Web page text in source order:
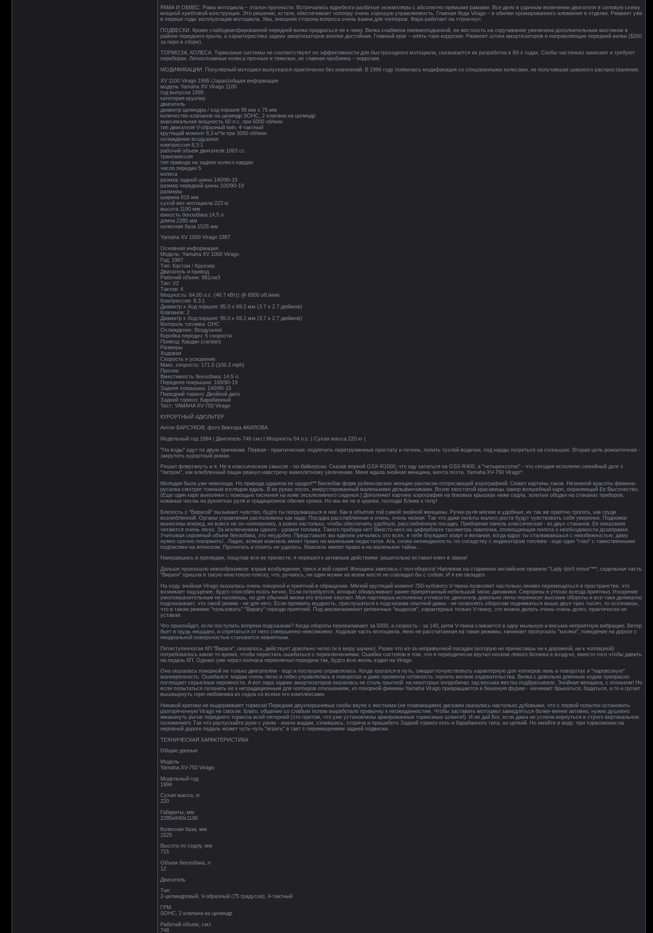
РАМА И ОБВЕС. Рама мотоцикла – эталон прочности. Встречались вдребезги разбитые экземпляры с абсолютно прямыми рамами. Все дело в удачном включении двигателя в силовую схему
мощной хребтовой конструкции. Это решение, кстати, обеспечивает чопперу очень хорошую управляемость. Главная беда Virago – в обилии хромированного алюминия в отделке. Ржавеет уже
в первые годы эксплуатации мотоцикла. Увы, внешняя сторона вопроса очень важна для чопперов. Фара работает на «троечку».
ПОДВЕСКИ. Кроме слабодемпфированной передней вилки придраться не к чему. Вилка снабжена пневмоподкачкой, ее жесткость на скручивание увеличена дополнительным мостиком в
районе переднего крыла, а характеристика задних амортизаторов вполне достойная. Главный враг – опять-таки коррозия. Ржавеют штоки амортизаторов и направляющие передней вилки ($260
за перо в сборе).
ТОРМОЗА, КОЛЕСА. Тормозные системы не соответствуют по эффективности для быстроходного мотоцикла, сказывается их разработка в 80-х годах. Скобы частенько закисают и требуют
переборки. Легкосплавные колеса прочные и тяжелые, их главная проблема – коррозия.
МОДИФИКАЦИИ. Популярный мотоцикл выпускался практически без изменений. В 1996 году появилась модификация со спицованными колесами, не получившая широкого распространения.
XV 1100 Virago 1995 (Japan)общая информация
модель Yamaha XV Virago 1100
год выпуска 1995
категория круизер
двигатель
диаметр цилиндра / ход поршня 95 мм х 75 мм
количество клапанов на цилиндр SOHC, 2 клапана на цилиндр
максимальная мощность 60 л.с. при 6000 об/мин
тип двигателя V-образный twin, 4-тактный
крутящий момент 8,3 кг*м при 3000 об/мин
охлаждение воздушное
компрессия 8,3:1
рабочий объем двигателя 1063 сс
трансмиссия
тип привода на заднее колесо кардан
число передач 5
колеса
размер задней шины 140/90-15
размер передней шины 100/90-19
размеры
ширина 815 мм
сухой вес мотоцикла 223 кг
высота 1190 мм
емкость бензобака 14,5 л
длина 2285 мм
колесная база 1525 мм
Yamaha XV 1000 Virago 1987
Основная информация
Модель: Yamaha XV 1000 Virago
Год: 1987
Тип: Кастом / Круизер
Двигатель и привод
Рабочий объем: 981см3
Тип: V2
Тактов: 4
Мощность: 64.00 л.с. (46.7 кВт)) @ 6500 об./мин.
Компрессия: 8.3:1
Диаметр х Ход поршня: 95.0 x 69.2 мм (3.7 x 2.7 дюймов)
Клапанов: 2
Диаметр х Ход поршня: 95.0 x 69.2 мм (3.7 x 2.7 дюймов)
Контроль топлива: OHC
Охлаждение: Воздушное
Коробка передач: 5 скорости
Привод: Кардан (cardan)
Размеры
Ходовая
Скорость и ускорение
Макс. скорость: 171.0 (106.3 mph)
Прочее
Вместимость бензобака: 14.5 л.
Передняя покрышка: 100/90-19
Задняя покрышка: 140/90-15
Передний тормоз: Двойной диск
Задний тормоз: Барабанный
Тест: YAMAHA XV-750 Virago
КУРОРТНЫЙ АДЮЛЬТЕР
Антон БАРСУКОВ, фото Виктора АКИЛОВА
Модельный год 1994 | Двигатель 748 смз | Мощность 54 л.с. | Сухая масса 220 кг |
"На воды" едут по двум причинам. Первая - практическая: подлечить перетруженные простату и печень, попить тухлой водички, под нарды погреться на солнышке. Вторая цель романтичная -
закрутить курортный роман.
Решил флиртануть и я. Не в классическом смысле - по-байкерски. Сказав верной GSX-R1000, что еду кататься на GSX-R400, а "четырехсотке" - что сегодня исполняю семейный долг с
"литром", как влюбленный пацан рванул навстречу мимолетному увлечению. Меня ждала знойная женщина, мечта поэта. Yamaha XV-750 Virago*.
Молодая была уже немолода. Но природа одарила ее щедро!** Бензобак форм рубенсовских женщин расписан потрясающей аэрографией. Сюжет картины таков. Неземной красоты фемина-
русалка смотрит томным взглядом вдаль. В ее руках посох, инкрустированный маленькими дельфинчиками. Возле хвостатой красавицы замер волшебный карп, охраняющий Ее Высочество.
(Еще один карп выполнен с помощью тиснения на коже эксклюзивного сиденья.) Дополняют картину аэрография на боковых крышках ниже седла, золотые ободки на стаканах приборов,
кожаные чехлы на рукоятках руля и традиционное обилие хрома. Но мы же не в церкви, господа! Ближе к телу!
Близость с "Вирагой" вызывает чувство, будто ты погружаешься в нее. Как в объятия той самой знойной женщины. Ручки руля мягкие и удобные, их так же приятно трогать, как груди
возлюбленной. Органы управления расположены как надо. Посадка расслабленная и очень, очень низкая. Так что даже пилоты малого роста будут чувствовать себя уверенно. Подножки
вынесены вперед, но вовсе не по-чопперному, а ровно настолько, чтобы обеспечить удобную, расслабленную посадку. Приборная панель классическая - из двух стаканов. Ее показания
читаются очень легко. За исключением одного - уровня топлива. Такого прибора нет! Вместо него на циферблате тахометра лампочка, оповещающая пилота о необходимости дозаправки.
Учитывая скромный объем бензобака, это неудобно. Представьте: вы вдвоем умчались ото всех, в тебе блуждают азарт и желания, когда вдруг ты сталкиваешься с неизбежностью: даму
нужно срочно покормить!.. Ладно, всякая мамзель имеет право на маленькие недостатки. Ага, снова неожиданность: по соседству с индикатором топлива - еще один "глаз" с таинственными
подписями на японском. Прочитать и понять не удалось. Мамзель имеют право и на маленькие тайны...
Наигравшись в прелюдии, пощупав все ее прелести, я перешел к активным действиям: решительно вставил ключ в замок!
Дальше произошло невообразимое: взрыв возбуждения, треск и вой сирен! Женщина завелась с пол-оборота! Наплевав на старинное английское правило "Lady don't move"***, седельная часть
"Вираги" пришла в такую неистовую пляску, что, ручаюсь, ни один мужик на моем месте не совладал бы с собою. И я ею овладел.
На ходу знойная Virago оказалась очень покорной и приятной в обращении. Мягкий крутящий момент 750-кубового V-твина позволяет настолько лениво перемещаться в пространстве, что
возникает ощущение, будто способен ехать вечно. Если потребуется, аппарат обнаруживает ранее припрятанный небольшой запас динамики. Сюрпризы в утехах всегда приятныѕ Ускорение
умопомрачительным не назовешь, но для обычной жизни его вполне хватает. Моя партнерша исполнена учтивости: двигатель довольно легко переносит высокие обороты и все-таки деликатно
подсказывает, что такой режим - не для него. Если проявить мудрость, прислушаться к подсказкам опытной дамы - не позволять оборотам подниматься выше двух-трех тысяч, то осознаешь,
что в таком режиме "пользовать" "Вирагу" гораздо приятней. Под аккомпанемент ритмичных "выдохов", характерных только V-твину, это можно делать очень-очень долго, практически не
уставая.
Что произойдет, если поступить вопреки подсказкам? Когда обороты переваливают за 5000, а скорость - за 140, ритм V-твина сливается в одну мыльную и весьма неприятную вибрацию. Ветер
бьет в грудь нещадно, и спрятаться от него совершенно невозможно. Ходовая часть мотоцикла, явно не рассчитанная на такие режимы, начинает пропускать "косяки", поведение на дороге с
неидеальной поверхностью становится невнятным.
Пятиступенчатая КП "Вираги", оказалось, действует довольно четко (и в меру шумно). Разве что из-за непривычной посадки (которую не причислишь ни к дорожной, ни к чопперной)
потребовалось какое-то время, чтобы перестать ошибаться с переключениями. Ошибки состояли в том, что я периодически крутил носком левого ботинка в воздухе, вместо того чтобы давить
на педаль КП. Однако уже через полчаса переключал передачи так, будто всю жизнь ездил на Virago.
Она оказалась покорной не только двигателем - еще и послушно управлялась. Когда трогался в путь, ожидал почувствовать характерную для чопперов лень в поворотах и "паровозную"
маневренность. Ошибался: мадам очень легко и гибко управлялась в поворотах и даже проявила готовность терпеть мелкие издевательства. Вилка с довольно длинным ходом прекрасно
поглощает серьезные неровности. А вот пара задних амортизаторов оказалась не столь прыткой: на некоторых колдобинах зад весьма жестко подбрасывало. Знойная женщина, с огоньком! Но
если попытаться склонить ее к нетрадиционным для чопперов отношениям, из покорной фемины Yamaha Virago превращается в бешеную фурию - начинает брыкаться, бодаться, а то и грозит
вышвырнуть горе-любовника из седла со всеми его комплексами.
Никакой критики не выдерживают тормоза! Передние двухпоршневые скобы вкупе с жесткими (не плавающими) дисками оказались настолько дубовыми, что с первой попытки остановить
разгоряченную Virago не смогли. Благо, общение со слабым полом выработало привычку к неожиданностям. Чтобы заставить мотоцикл замедляться более-менее активно, нужно душевно
жмакануть рычаг переднего тормоза всей пятерней (это притом, что уже установлены армированные тормозные шланги!). И не дай Бог, если дама не успела вернуться в строго вертикальное
положение!ѕ Так что распускайте руки с умом - иначе мадам, озлившись, сгоряча и пришибетѕ Задний тормоз хоть и барабанного типа, но цепкий. Но имейте в виду: при торможении на
неровной дороге педаль может чуть-чуть "играть" в такт с перемещением задней подвески.
ТЕХНИЧЕСКАЯ ХАРАКТЕРИСТИКА
Общие данные
Модель
Yamaha XV-750 Virago
Модельный год
1994
Сухая масса, кг
220
Габариты, мм
2285х840х1190
Колесная база, мм
1525
Высота по седлу, мм
715
Объем бензобака, л
12
Двигатель
Тип
2-цилиндровый, V-образный (75 градусов), 4-тактный
ГРМ
SOHC, 2 клапана на цилиндр
Рабочий объем, смз
748